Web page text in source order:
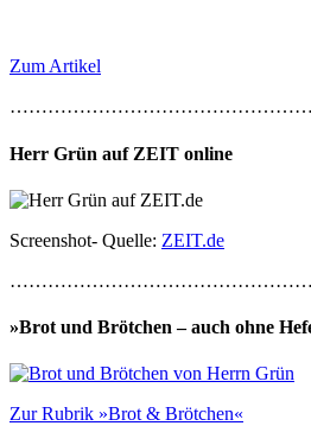
Zum Artikel
…………………………………………
Herr Grün auf ZEIT online
Screenshot- Quelle: ZEIT.de
…………………………………………
»Brot und Brötchen – auch ohne
Zur Rubrik »Brot & Brötchen«